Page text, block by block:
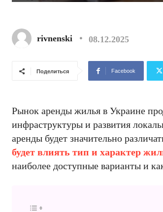
rivnenski 08.12.2025
Поделиться Facebook
Рынок аренды жилья в Украине
инфраструктуры и развития
аренды будет значительно
будет влиять тип и характер
наиболее доступные варианты и